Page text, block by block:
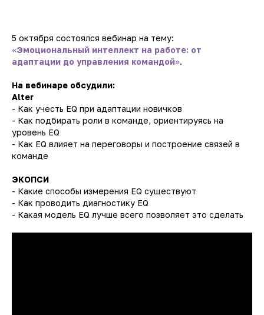
5 октября состоялся вебинар на тему:
«Эмоциональный интеллект на работе: от
адаптации до управления командой».
На вебинаре обсудили:
Alter
- Как учесть EQ при адаптации новичков
- Как подбирать роли в команде, ориентируясь на
уровень EQ
- Как EQ влияет на переговоры и построение связей в
команде
ЭКОПСИ
- Какие способы измерения EQ существуют
- Как проводить диагностику EQ
- Какая модель EQ лучше всего позволяет это сделать